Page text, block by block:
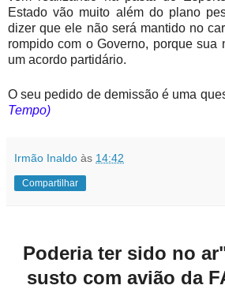
Estado vão muito além do plano
dizer que ele não será mantido no
rompido com o Governo, porque sua
um acordo partidário.
O seu pedido de demissão é uma
Tempo)
Irmão Inaldo às 14:42
Compartilhar
Poderia ter sido no
susto com avião da